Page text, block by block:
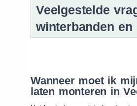
Veelgestelde
winterbanden en
Wanneer moet ik
laten monteren in